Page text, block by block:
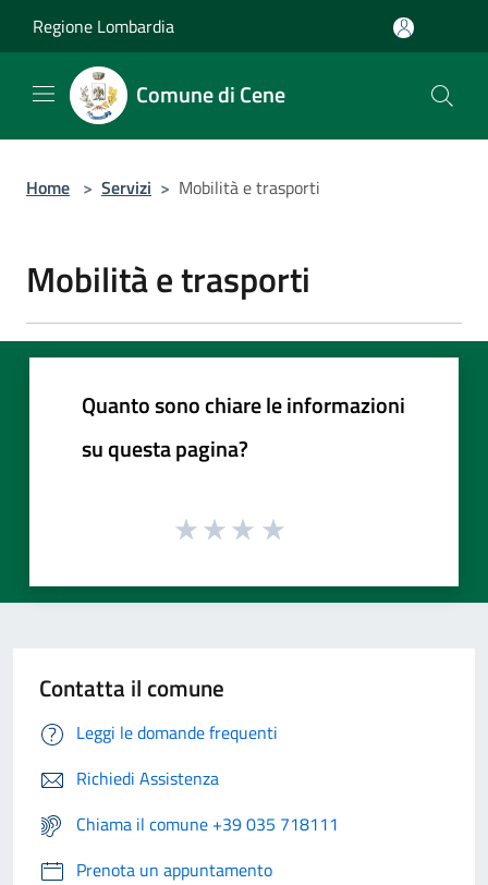
Regione Lombardia
Comune di Cene
Home > Servizi > Mobilità e trasporti
Mobilità e trasporti
Quanto sono chiare le informazioni
su questa pagina?
Contatta il comune
Leggi le domande frequenti
Richiedi Assistenza
Chiama il comune +39 035 718111
Prenota un appuntamento